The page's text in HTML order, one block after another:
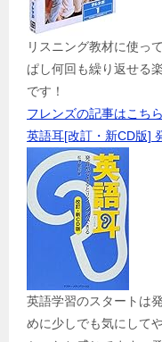
リスニング教材に使っ
ぱし何回も繰り返せる
です！
フレンズの記事はこちら
英語耳[改訂・新CD版]
英語学習のスタートは
めに少しでも気にして